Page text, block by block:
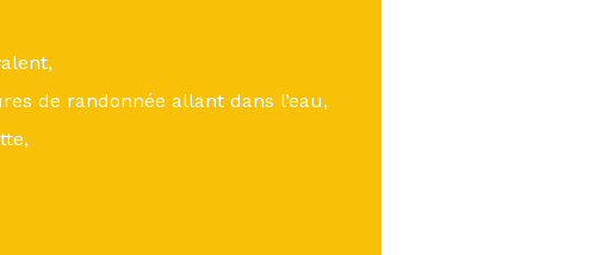
de randonnée allant dans l’eau,